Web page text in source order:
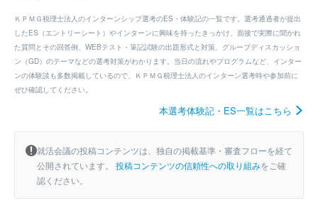
ＫＰＭＧ税理士法人のインターンシップ選考のES・体験記の一覧です。選考通過者が提出
したES（エントリーシート）やインターンに興味を持ったきっかけ、面接で実際に聞かれ
た質問とその回答例、WEBテスト・筆記試験の出題形式と対策、グループディスカッショ
ン（GD）のテーマなどの選考対策がわかります。当日の流れやプログラムなど、インター
ンの体験談も多数掲載しているので、ＫＰＭＧ税理士法人のインターン選考時や参加前に
ぜひ確認してください。
本選考体験記・ES一覧はこちら
就活会議の投稿コンテンツは、独自の掲載基準・審査フローを経て
公開されています。 投稿コンテンツの信頼性への取り組みをご確
認ください。